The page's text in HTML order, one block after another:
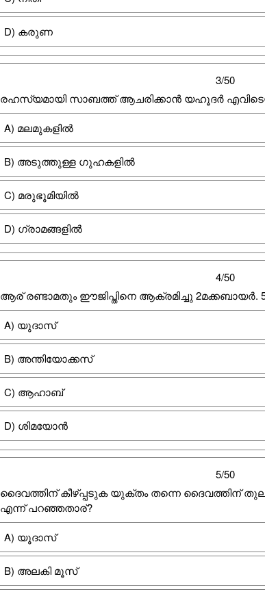
D) കരുണ
3/50
രഹസ്യമായി സാബത്ത് ആചരിക്കാൻ യഹൂദർ
A) മലമുകളില്‍
B) അടുത്തുള്ള ഗുഹകളിൽ
C) മരുഭൂമിയിൽ
D) ഗ്രാമങ്ങളിൽ
4/50
ആര് രണ്ടാമതും ഈജിപ്തിനെ ആക്രമിച്ചു 2മക്കബായര്‍.
A) യുദാസ്
B) അന്തിയോക്കസ്
C) ആഹാബ്
D) ശിമയോന്‍
5/50
ദൈവത്തിന് കീഴ്പ്പടുക യുക്തം തന്നെ ദൈവത്തിന്
എന്ന് പറഞ്ഞതാര്?
A) യൂദാസ്
B) അലകി മൂസ്